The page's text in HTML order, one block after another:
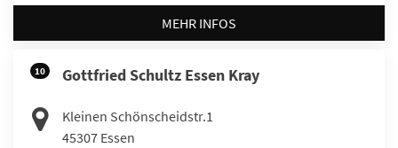
MEHR INFOS
10 Gottfried Schultz Essen Kray
Kleinen Schönscheidstr.1
45307 Essen